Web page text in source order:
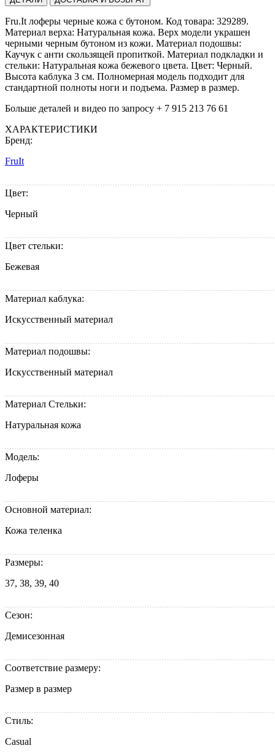
Fru.It лоферы черные кожа с бутоном. Код товара: 329289.
Материал верха: Натуральная кожа. Верх модели украшен
черными черным бутоном из кожи. Материал подошвы:
Каучук с анти скользящей пропиткой. Материал подкладки и
стельки: Натуральная кожа бежевого цвета. Цвет: Черный.
Высота каблука 3 см. Полномерная модель подходит для
стандартной полноты ноги и подъема. Размер в размер.
Больше деталей и видео по запросу + 7 915 213 76 61
ХАРАКТЕРИСТИКИ
Бренд:
FruIt
Цвет:
Черный
Цвет стельки:
Бежевая
Материал каблука:
Искусственный материал
Материал подошвы:
Искусственный материал
Материал Стельки:
Натуральная кожа
Модель:
Лоферы
Основной материал:
Кожа теленка
Размеры:
37, 38, 39, 40
Сезон:
Демисезонная
Соответствие размеру:
Размер в размер
Стиль:
Casual